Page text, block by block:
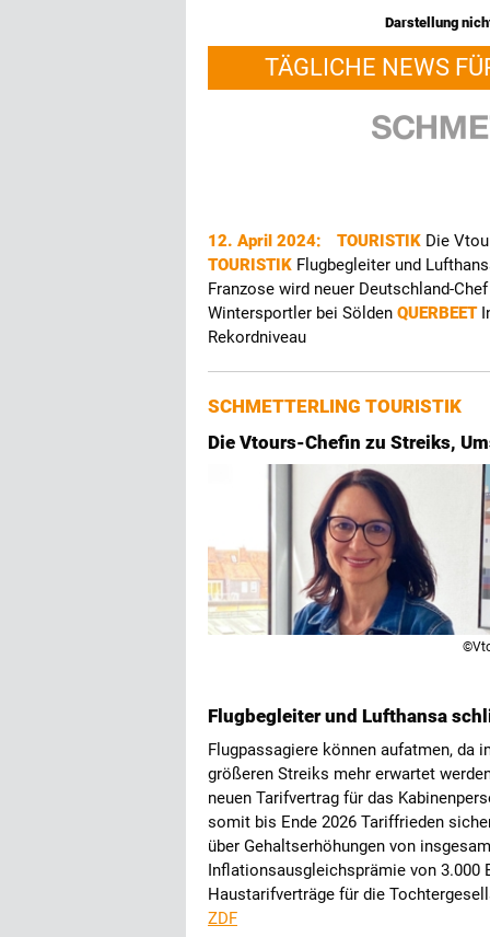
Darstellung
TÄGLICHE NEWS
12. April 2024: TOURISTIK Die
TOURISTIK Flugbegleiter und
Franzose wird neuer Deutschland-
Wintersportler bei Sölden QUERBEET
Rekordniveau
SCHMETTERLING TOURISTIK
Die Vtours-Chefin zu Streiks,
Flugbegleiter und Lufthansa
Flugpassagiere können aufatmen, da
größeren Streiks mehr erwartet
neuen Tarifvertrag für das
somit bis Ende 2026 Tariffrieden
über Gehaltserhöhungen von
Inflationsausgleichsprämie von 3.000
Haustarifverträge für die
ZDF